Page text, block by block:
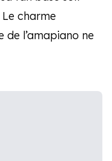
charme
de l’amapiano ne